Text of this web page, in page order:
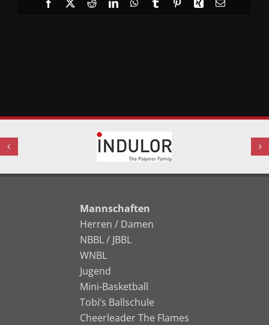
Facebook RedditLinkedInWhatsApp
Tumblr PinterestXing E-
Mannschaften
Herren / Damen
NBBL / JBBL
WNBL
Jugend
Mini-Basketball
Tobi’s Ballschule
Cheerleader The Flames